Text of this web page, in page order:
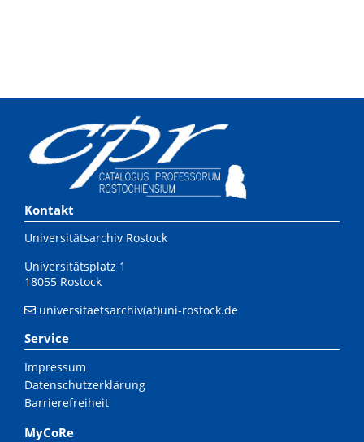
Kontakt
Universitätsarchiv Rostock
Universitätsplatz 1
18055 Rostock
universitaetsarchiv(at)uni-rostock.de
Service
Impressum
Datenschutzerklärung
Barrierefreiheit
MyCoRe